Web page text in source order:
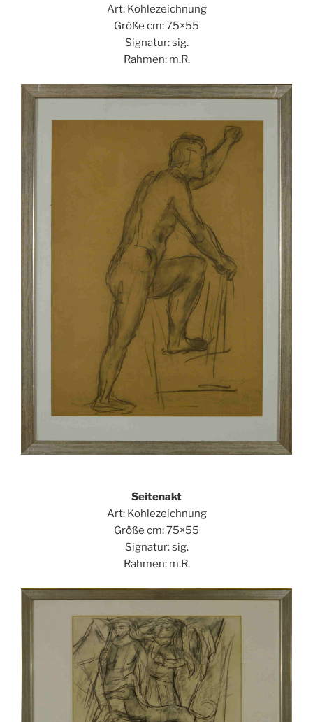
Art: Kohlezeichnung
Größe cm: 75×55
Signatur: sig.
Rahmen: m.R.
Seitenakt
Art: Kohlezeichnung
Größe cm: 75×55
Signatur: sig.
Rahmen: m.R.